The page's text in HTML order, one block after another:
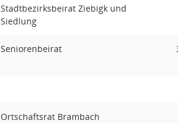
Stadtbezirksbeirat Ziebigk und
Siedlung
Seniorenbeirat
Ortschaftsrat Brambach